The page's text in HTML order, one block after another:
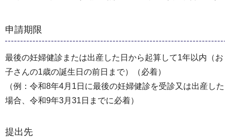
申請期限
最後の妊婦健診または出産した日から起算して1年以内（お
子さんの1歳の誕生日の前日まで）（必着）
（例：令和8年4月1日に最後の妊婦健診を受診又は出産した
場合、令和9年3月31日までに必着）
提出先